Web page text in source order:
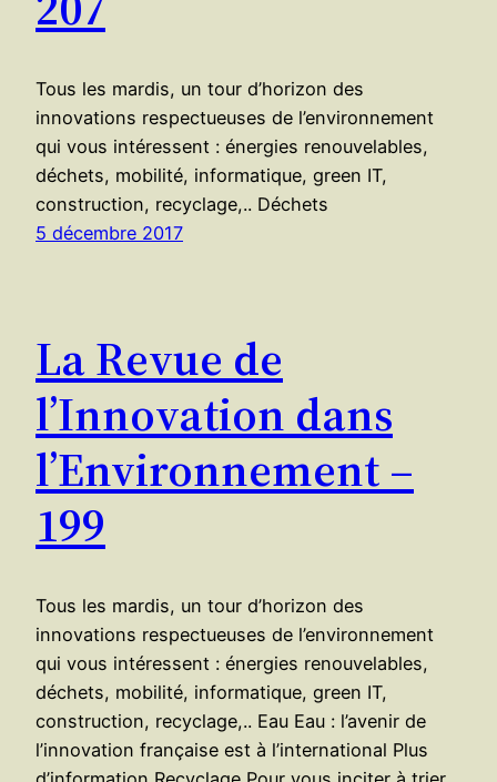
Tous les mardis, un tour d’horizon des
innovations respectueuses de l’environnement
qui vous intéressent : énergies renouvelables,
déchets, mobilité, informatique, green IT,
construction, recyclage,.. Déchets
5 décembre 2017
La Revue de
l’Innovation dans
l’Environnement –
199
Tous les mardis, un tour d’horizon des
innovations respectueuses de l’environnement
qui vous intéressent : énergies renouvelables,
déchets, mobilité, informatique, green IT,
construction, recyclage,.. Eau Eau : l’avenir de
l’innovation française est à l’international Plus